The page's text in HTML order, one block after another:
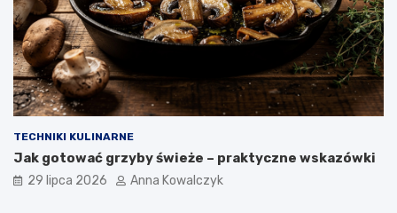
TECHNIKI KULINARNE
Jak gotować grzyby świeże – praktyczne wskazówki
29 lipca 2026 Anna Kowalczyk